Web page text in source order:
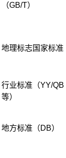
（GB/T）
地理标志国家标准
行业标准（YY/QB
等）
地方标准（DB）